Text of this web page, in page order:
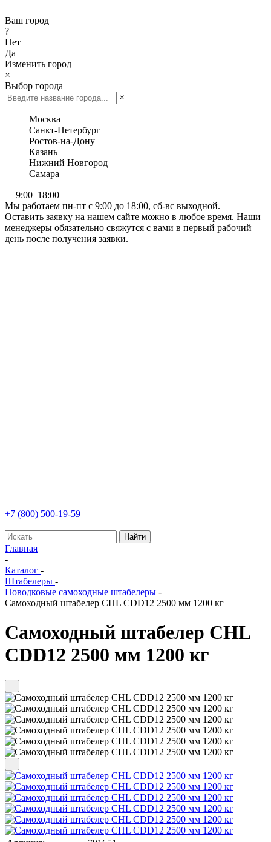
Ваш город
?
Нет
Да
Изменить город
×
Выбор города
×
Москва
Санкт-Петербург
Ростов-на-Дону
Казань
Нижний Новгород
Самара
9:00–18:00
Мы работаем пн-пт с 9:00 до 18:00, сб-вс выходной.
Оставить заявку на нашем сайте можно в любое время. Наши
менеджеры обязательно свяжутся с вами в первый рабочий
день после получения заявки.
+7 (800) 500-19-59
Найти
Главная
-
Каталог -
Штабелеры -
Поводковые самоходные штабелеры -
Самоходный штабелер CHL CDD12 2500 мм 1200 кг
Самоходный штабелер CHL
CDD12 2500 мм 1200 кг